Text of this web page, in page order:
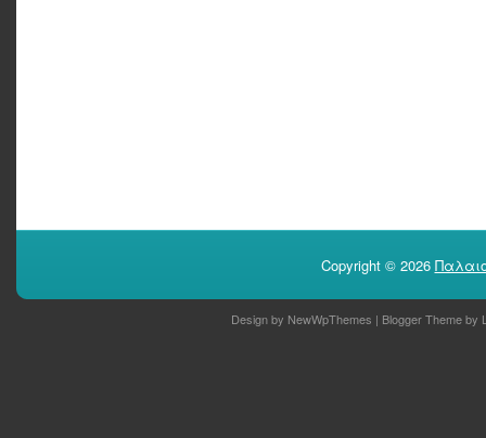
Copyright © 2026
Design by NewWpThemes | Blogger Theme by